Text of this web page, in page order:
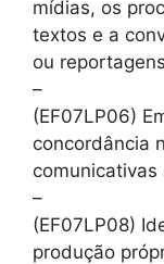
mídias, os
textos e a
ou
–
(EF07LP06)
concordância
–
(EF07LP08)
produção